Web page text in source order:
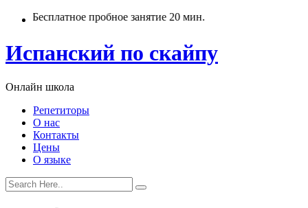
Бесплатное пробное занятие 20 мин.
Испанский по скайпу
Онлайн школа
Репетиторы
О нас
Контакты
Цены
О языке